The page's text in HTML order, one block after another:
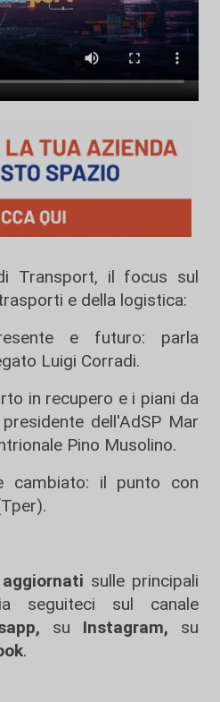
Transport, il focus sul
e della logistica:
e futuro: parla
Luigi Corradi.
in recupero e i piani da
dell'AdSP Mar
Pino Musolino.
cambiato: il punto con
sulle principali
seguiteci sul canale
su Instagram, su
.